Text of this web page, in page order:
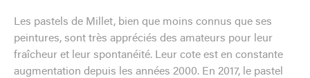
Les pastels de Millet, bien que moins connus que ses
peintures, sont très appréciés des amateurs pour leur
fraîcheur et leur spontanéité. Leur cote est en constante
augmentation depuis les années 2000. En 2017, le pastel